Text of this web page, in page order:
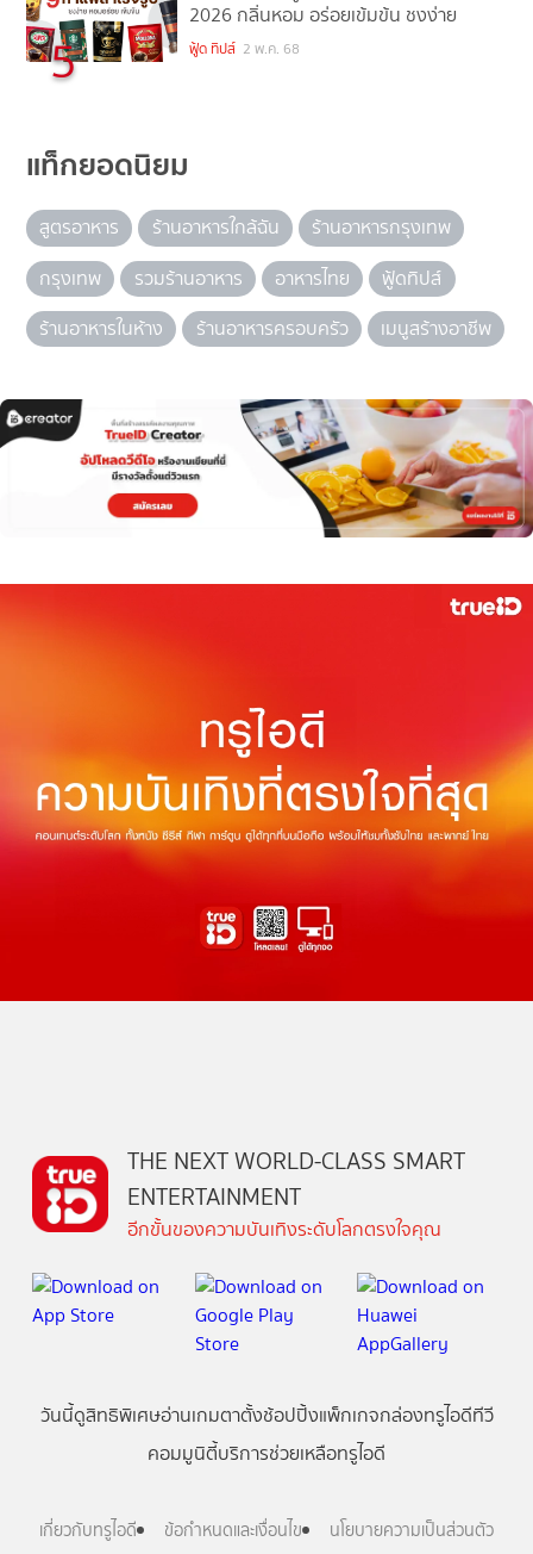
5
2026 กลิ่นหอม อร่อยเข้มข้น ชงง่าย
ฟู้ด ทิปส์ 2 พ.ค. 68
แท็กยอดนิยม
สูตรอาหาร ร้านอาหารใกล้ฉัน
ร้านอาหารกรุงเทพ
กรุงเทพ
รวมร้านอาหาร อาหารไทย
ฟู้ดทิปส์
ร้านอาหารในห้าง
ร้านอาหารครอบครัว เมนูสร้างอาชีพ
THE NEXT WORLD-CLASS SMART
ENTERTAINMENT
อีกขั้นของความบันเทิงระดับโลกตรงใจคุณ
วันนี้ดูสิทธิพิเศษอ่านเกมตาตั้งช้อปปิ้งแพ็กเกจกล่องทรูไอดีทีวี
คอมมูนิตี้บริการช่วยเหลือทรูไอดี
เกี่ยวกับทรูไอดี ข้อกำหนดและเงื่อนไข นโยบายความเป็นส่วนตัว